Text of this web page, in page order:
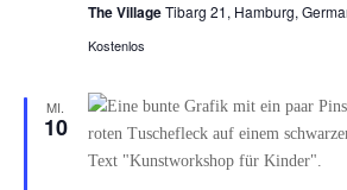
The VillageTibarg 21, Hamburg,
Kostenlos
MI.
10